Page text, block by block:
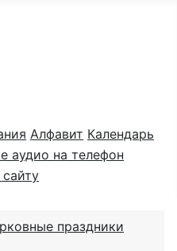
Алфавит Календарь
праздники